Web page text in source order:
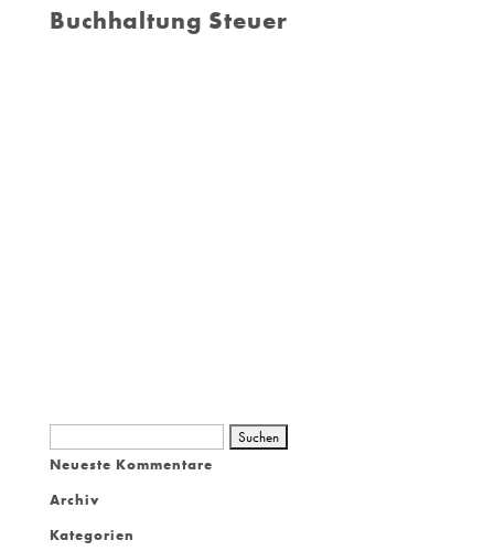
Buchhaltung Steuer
Suchen
nach:
Neueste Kommentare
Archiv
Kategorien